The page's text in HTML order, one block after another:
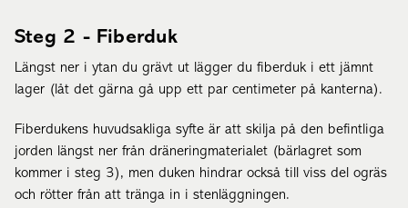
Steg 2 - Fiberduk
Längst ner i ytan du grävt ut lägger du fiberduk i ett jämnt
lager (låt det gärna gå upp ett par centimeter på kanterna).
Fiberdukens huvudsakliga syfte är att skilja på den befintliga
jorden längst ner från dräneringmaterialet (bärlagret som
kommer i steg 3), men duken hindrar också till viss del ogräs
och rötter från att tränga in i stenläggningen.